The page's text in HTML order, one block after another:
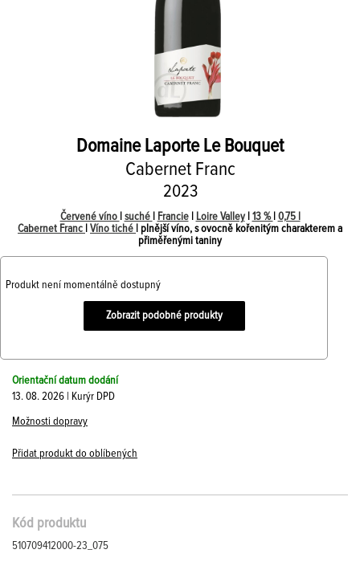
Domaine LaporteLe Bouquet
Cabernet Franc
2023
Červené víno suché Francie| Loire Valley| 13 % 0,75 l
Cabernet Franc
Víno tiché
| plnější víno, s ovocně kořenitým charakterem a
přiměřenými taniny
Produkt není momentálně dostupný
Zobrazit podobné produkty
Orientační datum dodání
13. 08. 2026 | Kurýr DPD
Možnosti dopravy
Přidat produkt do oblíbených
Kód produktu
510709412000-23_075